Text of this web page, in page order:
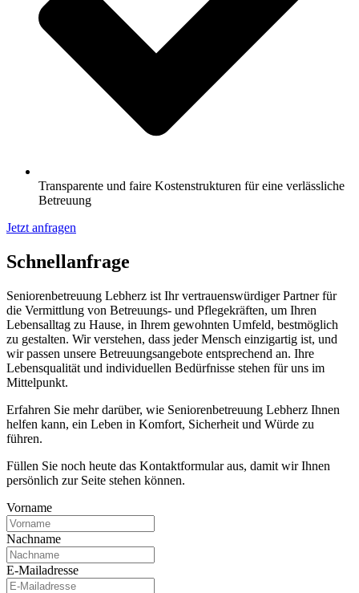
Transparente und faire Kostenstrukturen für eine verlässliche
Betreuung
Jetzt anfragen
Schnell­anfrage
Seniorenbetreuung Lebherz ist Ihr vertrauenswürdiger Partner für
die Vermittlung von Betreuungs- und Pflegekräften, um Ihren
Lebensalltag zu Hause, in Ihrem gewohnten Umfeld, bestmöglich
zu gestalten. Wir verstehen, dass jeder Mensch einzigartig ist, und
wir passen unsere Betreuungsangebote entsprechend an. Ihre
Lebensqualität und individuellen Bedürfnisse stehen für uns im
Mittelpunkt.
Erfahren Sie mehr darüber, wie Seniorenbetreuung Lebherz Ihnen
helfen kann, ein Leben in Komfort, Sicherheit und Würde zu
führen.
Füllen Sie noch heute das Kontaktformular aus, damit wir Ihnen
persönlich zur Seite stehen können.
Vorname
Nachname
E-Mailadresse